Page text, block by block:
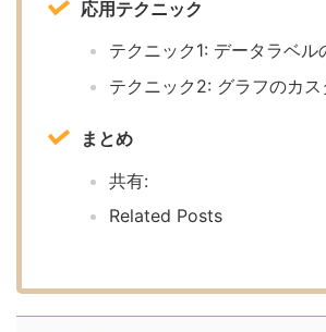
応用テクニック
テクニック1: データラベル
テクニック2: グラフのカ
まとめ
共有:
Related Posts